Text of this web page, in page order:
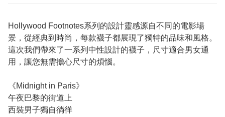
Hollywood Footnotes系列的設計靈感源自不同的電影場
景，從經典到時尚，每款襪子都展現了獨特的品味和風格。
這次我們帶來了一系列中性設計的襪子，尺寸適合男女通
用，讓您無需擔心尺寸的煩惱。
《Midnight in Paris》
午夜巴黎的街道上
西裝男子獨自徜徉